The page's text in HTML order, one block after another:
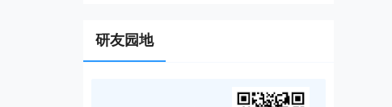
研友园地